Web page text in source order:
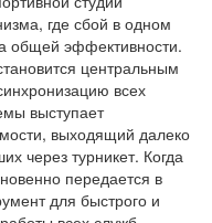
где сбой в одном
общей эффективности.
центральным
всех
выступает
выходящий далеко
через турникет. Когда
передается в
для быстрого и